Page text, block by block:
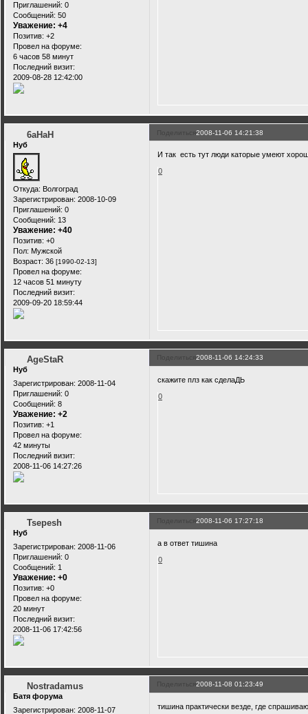
Приглашений: 0
Сообщений: 50
Уважение: +4
Позитив: +2
Провел на форуме:
6 часов 58 минут
Последний визит:
2009-08-28 12:42:00
Поделиться2008-11-06 14:21:38
6аНаН
Нуб
Откуда: Волгоград
Зарегистрирован: 2008-10-09
Приглашений: 0
Сообщений: 13
Уважение: +40
Позитив: +0
Пол: Мужской
Возраст: 36 [1990-02-13]
Провел на форуме:
12 часов 51 минуту
Последний визит:
2009-09-20 18:59:44
И так есть тут люди каторые умеют
0
Поделиться2008-11-06 14:24:33
AgeStaR
Нуб
Зарегистрирован: 2008-11-04
Приглашений: 0
Сообщений: 8
Уважение: +2
Позитив: +1
Провел на форуме:
42 минуты
Последний визит:
2008-11-06 14:27:26
скажите плз как сделаДЬ
0
Поделиться2008-11-06 17:27:18
Tsepesh
Нуб
Зарегистрирован: 2008-11-06
Приглашений: 0
Сообщений: 1
Уважение: +0
Позитив: +0
Провел на форуме:
20 минут
Последний визит:
2008-11-06 17:42:56
а в ответ тишина
0
Поделиться2008-11-08 01:23:49
Nostradamus
Батя форума
Зарегистрирован: 2008-11-07 тишина практически везде, где